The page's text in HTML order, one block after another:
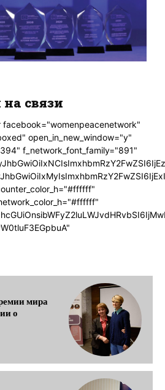
связи
facebook="womenpeacenetwork"
open_in_new_window="y"
f_network_font_family="891"
мира
о